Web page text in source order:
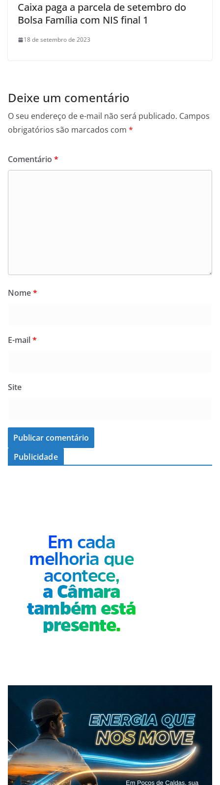
Caixa paga a parcela de setembro do
Bolsa Família com NIS final 1
18 de setembro de 2023
Deixe um comentário
O seu endereço de e-mail não será publicado. Campos
obrigatórios são marcados com *
Comentário *
Nome*
E-mail*
Site
Publicidade